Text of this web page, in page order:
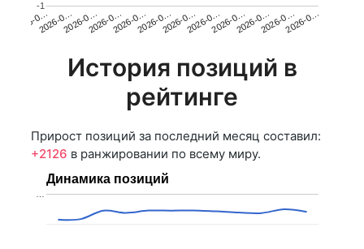
2026-0…2026-0…2026-0…2026-0…2026-0…2026-0…2026-0…2026-0…2026-0…2026-0…2026-0…2026-0…
-1
История позиций в
рейтинге
Прирост позиций за последний месяц составил:
+2126 в ранжировании по всему миру.
Динамика позиций
…